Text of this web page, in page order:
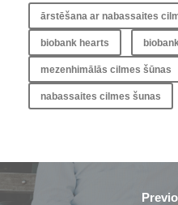
ārstēšana ar nabassaites
biobank hearts
mezenhimālās cilmes šūnas
nabassaites cilmes šunas